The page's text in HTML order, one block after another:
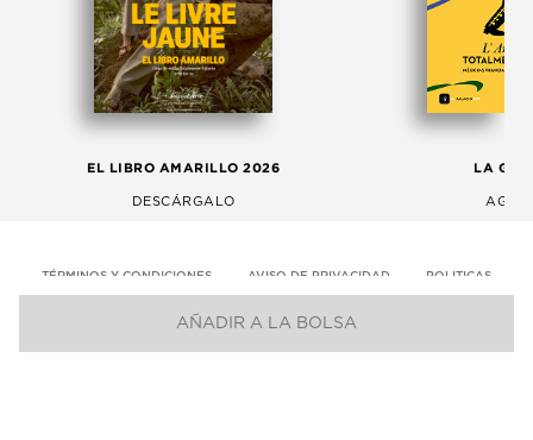
AÑADIR A LA BOLSA
EL LIBRO AMARILLO 2026
DESCÁRGALO
LA
TÉRMINOS Y CONDICIONES AVISO DE PRIVACIDAD POLITICAS